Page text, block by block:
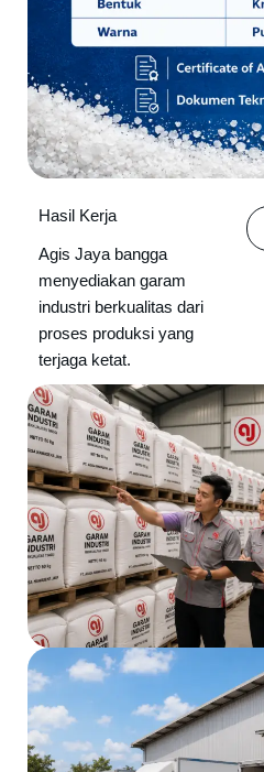
Hasil Kerja
Agis Jaya bangga
menyediakan garam
industri berkualitas dari
proses produksi yang
terjaga ketat.